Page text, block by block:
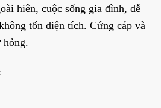
hiên, cuộc sống gia đình, dễ
tốn diện tích. Cứng cáp và
hỏng.